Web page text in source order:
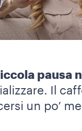
pausa
Il
un po’